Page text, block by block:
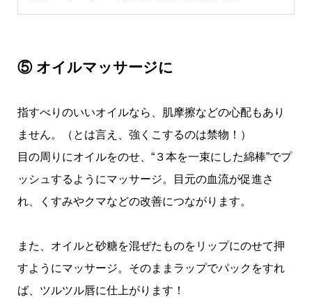
⑤ オイルマッサージに
指すべりのいいオイルなら、肌摩擦などの心配もあり
ません。（とは言え、強くこするのは禁物！）
目の周りにオイルをのせ、“３本を一束にした綿棒”でプ
ッシュするようにマッサージ。目元の血流が促進さ
れ、くすみやクマなどの改善につながります。
また、オイルと砂糖を混ぜたものをリップにのせて押
すようにマッサージ。そのままラップでパックをすれ
ば、ツルツル唇に仕上がります！